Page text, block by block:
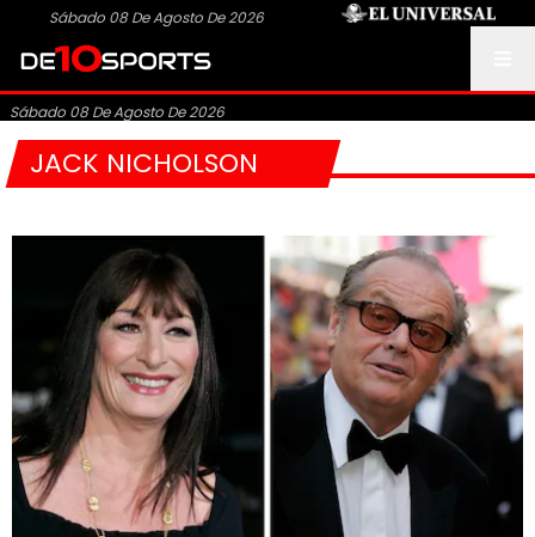
Sábado 08 De Agosto De 2026
Sábado 08 De Agosto De 2026
JACK NICHOLSON